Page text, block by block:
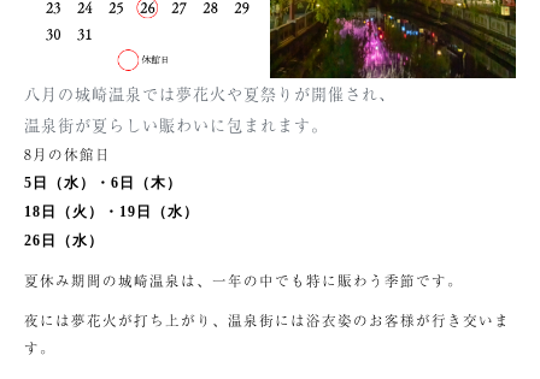
八月の城崎温泉では夢花火や夏祭りが開催され、
温泉街が夏らしい賑わいに包まれます。
8月の休館日
5日（水）・6日（木）
18日（火）・19日（水）
26日（水）
夏休み期間の城崎温泉は、一年の中でも特に賑わう季節です。
夜には夢花火が打ち上がり、温泉街には浴衣姿のお客様が行き交いま
す。